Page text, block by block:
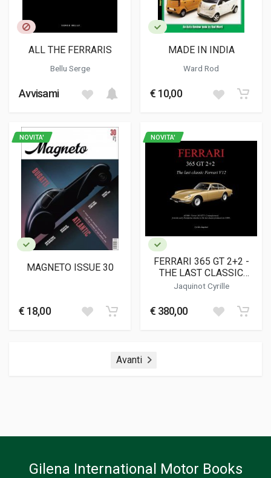
ALL THE FERRARIS
Bellu Serge
Avvisami
MADE IN INDIA
Ward Rod
€ 10,00
NOVITA'
MAGNETO ISSUE 30
€ 18,00
NOVITA'
FERRARI 365 GT 2+2 -
THE LAST CLASSIC
FERRARI V12
Jaquinot Cyrille
€ 380,00
Avanti
Gilena International Motor Books